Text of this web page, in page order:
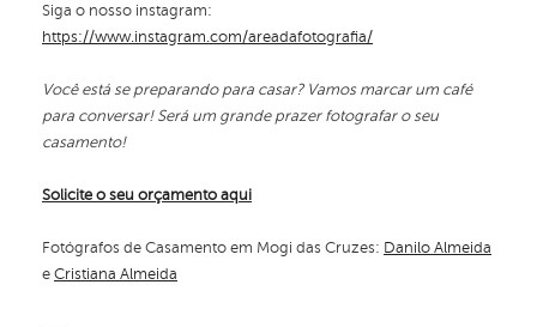
Siga o nosso instagram:
https://www.instagram.com/areadafotografia/
Você está se preparando para casar? Vamos marcar um café
para conversar! Será um grande prazer fotografar o seu
casamento!
Solicite o seu orçamento aqui
Fotógrafos de Casamento em Mogi das Cruzes: Danilo Almeida
e Cristiana Almeida